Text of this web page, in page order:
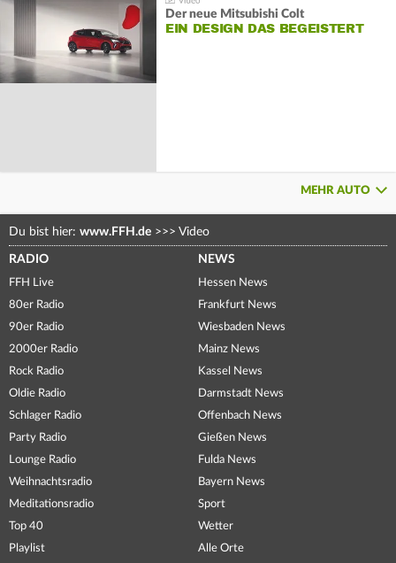
Der neue Mitsubishi Colt
EIN DESIGN DAS BEGEISTERT
MEHR AUTO
Du bist hier: www.FFH.de >>> Video
RADIO
FFH Live
80er Radio
90er Radio
2000er Radio
Rock Radio
Oldie Radio
Schlager Radio
Party Radio
Lounge Radio
Weihnachtsradio
Meditationsradio
Top 40
Playlist
NEWS
Hessen News
Frankfurt News
Wiesbaden News
Mainz News
Kassel News
Darmstadt News
Offenbach News
Gießen News
Fulda News
Bayern News
Sport
Wetter
Alle Orte